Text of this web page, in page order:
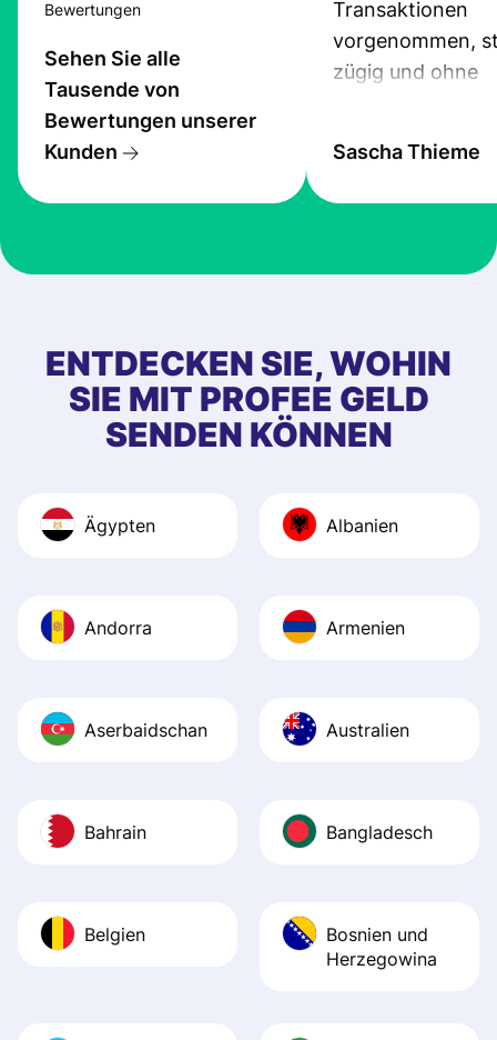
Bewertungen
Sehen Sie alle
Tausende von
Bewertungen unserer
Kunden
Transaktionen
vorgenommen,
zügig und ohne
Sascha Thieme
ENTDECKEN SIE, WOHIN
SIE MIT PROFEE GELD
SENDEN KÖNNEN
Ägypten Albanien
Andorra Armenien
Aserbaidschan Australien
Bahrain Bangladesch
Belgien
Bosnien und
Herzegowina